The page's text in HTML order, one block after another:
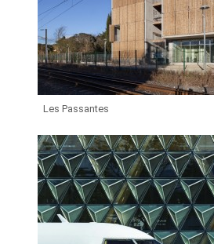
Les Passantes